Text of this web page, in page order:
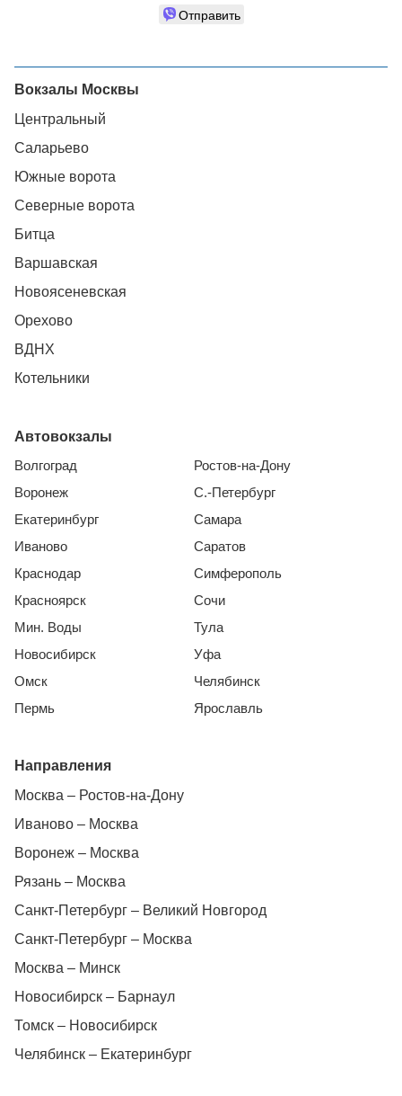
Отправить
Вокзалы Москвы
Центральный
Саларьево
Южные ворота
Северные ворота
Битца
Варшавская
Новоясеневская
Орехово
ВДНХ
Котельники
Автовокзалы
Волгоград
Воронеж
Екатеринбург
Иваново
Краснодар
Красноярск
Мин. Воды
Новосибирск
Омск
Пермь
Ростов-на-Дону
С.-Петербург
Самара
Саратов
Симферополь
Сочи
Тула
Уфа
Челябинск
Ярославль
Направления
Москва – Ростов-на-Дону
Иваново – Москва
Воронеж – Москва
Рязань – Москва
Санкт-Петербург – Великий Новгород
Санкт-Петербург – Москва
Москва – Минск
Новосибирск – Барнаул
Томск – Новосибирск
Челябинск – Екатеринбург